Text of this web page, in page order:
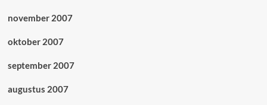
november 2007
oktober 2007
september 2007
augustus 2007